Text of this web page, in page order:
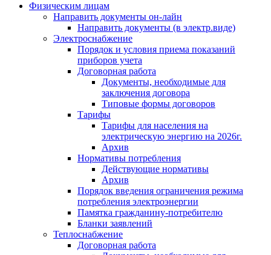
Физическим лицам
Направить документы он-лайн
Направить документы (в электр.виде)
Электроснабжение
Порядок и условия приема показаний
приборов учета
Договорная работа
Документы, необходимые для
заключения договора
Типовые формы договоров
Тарифы
Тарифы для населения на
электрическую энергию на 2026г.
Архив
Нормативы потребления
Действующие нормативы
Архив
Порядок введения ограничения режима
потребления электроэнергии
Памятка гражданину-потребителю
Бланки заявлений
Теплоснабжение
Договорная работа